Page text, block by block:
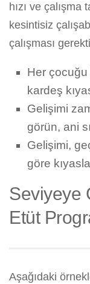
hızı ve
kesintisiz
çalışması
Her
kardeş
Gelişimi
görün, ani
Gelişimi,
göre
Seviyeye
Etüt
Aşağıdaki